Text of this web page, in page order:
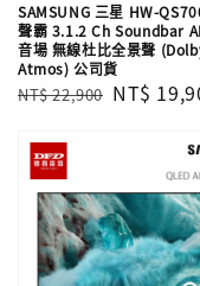
SAMSUNG 三星 HW-
聲霸 3.1.2 Ch Soundbar
音場 無線杜比全景聲
Atmos) 公司貨
Regular
NT$ 22,900 Sale
NT$